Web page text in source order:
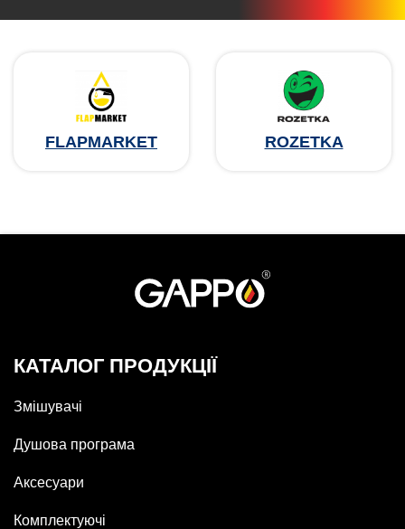
FLAPMARKET ROZETKA
КАТАЛОГ ПРОДУКЦІЇ
Змішувачі
Душова програма
Аксесуари
Комплектуючі